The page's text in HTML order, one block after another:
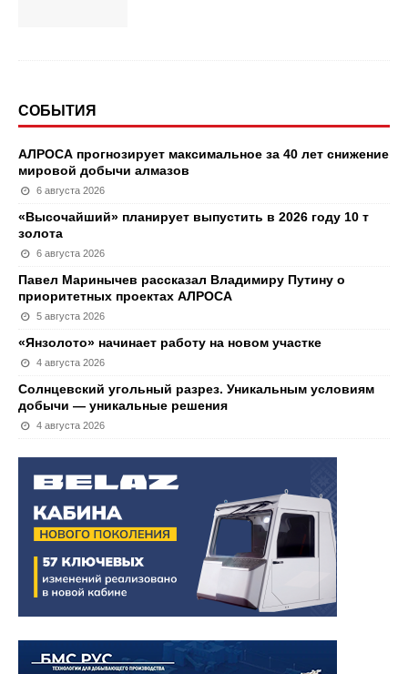
СОБЫТИЯ
АЛРОСА прогнозирует максимальное за 40 лет снижение
мировой добычи алмазов
6 августа 2026
«Высочайший» планирует выпустить в 2026 году 10 т
золота
6 августа 2026
Павел Маринычев рассказал Владимиру Путину о
приоритетных проектах АЛРОСА
5 августа 2026
«Янзолото» начинает работу на новом участке
4 августа 2026
Солнцевский угольный разрез. Уникальным условиям
добычи — уникальные решения
4 августа 2026